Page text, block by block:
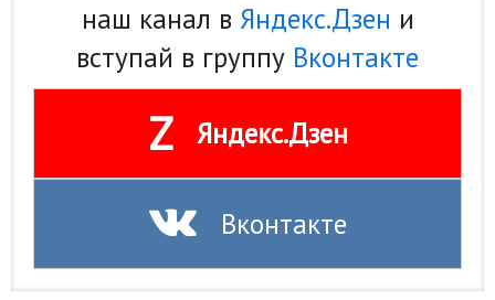
наш канал в Яндекс.Дзен и
вступай в группу Вконтакте
Z Яндекс.Дзен
Вконтакте